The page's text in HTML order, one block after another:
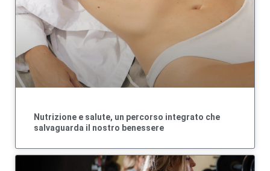
Nutrizione e salute, un percorso integrato che
salvaguarda il nostro benessere